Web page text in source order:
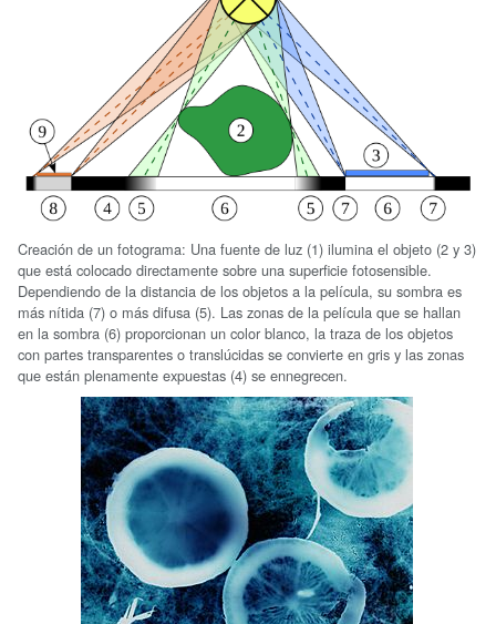
Creación de un fotograma: Una fuente de luz (1) ilumina el objeto (2 y 3)
que está colocado directamente sobre una superficie fotosensible.
Dependiendo de la distancia de los objetos a la película, su sombra es
más nítida (7) o más difusa (5). Las zonas de la película que se hallan
en la sombra (6) proporcionan un color blanco, la traza de los objetos
con partes transparentes o translúcidas se convierte en gris y las zonas
que están plenamente expuestas (4) se ennegrecen.